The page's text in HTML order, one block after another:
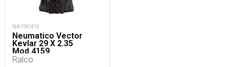
NAI190419
Neumatico Vector
Kevlar 29 X 2.35
Mod.4159
Ralco